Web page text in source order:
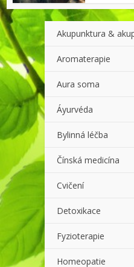
Akupunktura &
Aromaterapie
Aura soma
Áyurvéda
Bylinná léčba
Čínská medicína
Cvičení
Detoxikace
Fyzioterapie
Homeopatie